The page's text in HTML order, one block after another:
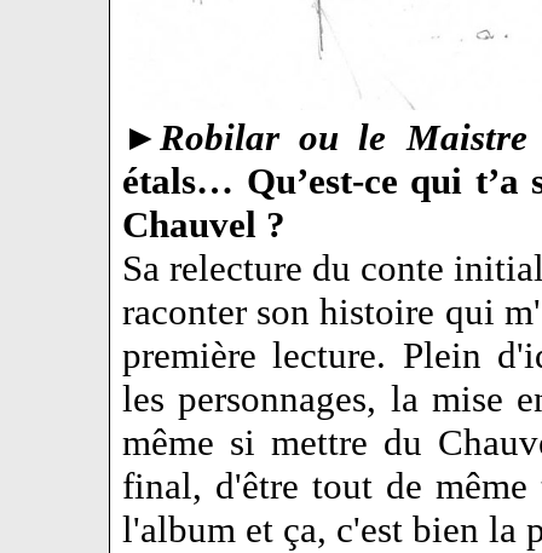
►Robilar ou le Maistre
étals… Qu’est-ce qui t’a
Chauvel ?
Sa relecture du conte
raconter son histoire qui
première lecture. Plein
les personnages, la mise
même si mettre du
final, d'être tout de
l'album et ça, c'est bien la